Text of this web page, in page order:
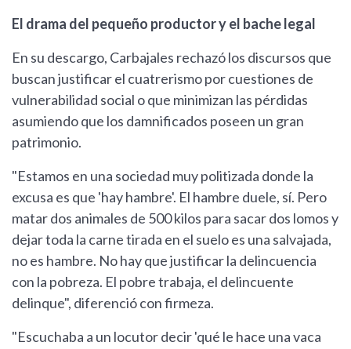
El drama del pequeño productor y el bache legal
En su descargo, Carbajales rechazó los discursos que
buscan justificar el cuatrerismo por cuestiones de
vulnerabilidad social o que minimizan las pérdidas
asumiendo que los damnificados poseen un gran
patrimonio.
"Estamos en una sociedad muy politizada donde la
excusa es que 'hay hambre'. El hambre duele, sí. Pero
matar dos animales de 500 kilos para sacar dos lomos y
dejar toda la carne tirada en el suelo es una salvajada,
no es hambre. No hay que justificar la delincuencia
con la pobreza. El pobre trabaja, el delincuente
delinque", diferenció con firmeza.
"Escuchaba a un locutor decir 'qué le hace una vaca